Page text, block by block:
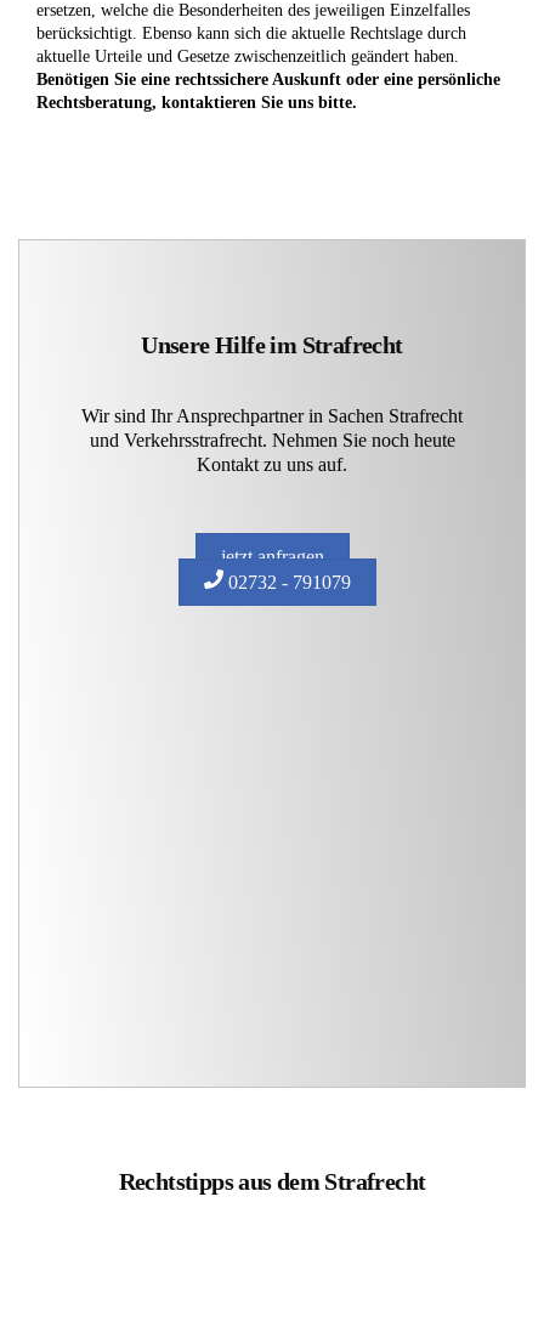
ersetzen, welche die Besonderheiten des jeweiligen Einzelfalles
berücksichtigt. Ebenso kann sich die aktuelle Rechtslage durch
aktuelle Urteile und Gesetze zwischenzeitlich geändert haben.
Benötigen Sie eine rechtssichere Auskunft oder eine persönliche
Rechtsberatung, kontaktieren Sie uns bitte.
Unsere Hilfe im Strafrecht
Wir sind Ihr Ansprechpartner in Sachen Strafrecht
und Verkehrsstrafrecht. Nehmen Sie noch heute
Kontakt zu uns auf.
jetzt anfragen
02732 - 791079
Rechtstipps aus dem Strafrecht